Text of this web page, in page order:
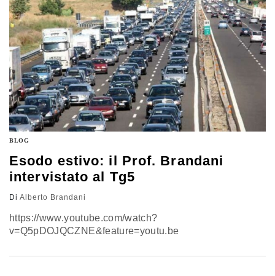
Quasi alla ricerca di…
BLOG
Esodo estivo: il Prof. Brandani
intervistato al Tg5
Di Alberto Brandani
https://www.youtube.com/watch?
v=Q5pDOJQCZNE&feature=youtu.be